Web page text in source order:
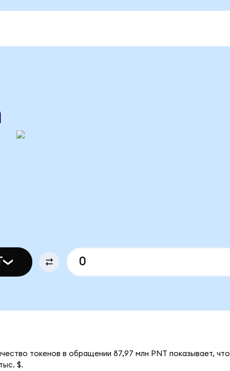
токенов в обращении 87,97 млн PNT показывает, что
$.